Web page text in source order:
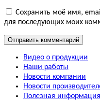
Сохранить моё имя,
для последующих моих
Видео о продукции
Наши работы
Новости компании
Новости
Полезная информация